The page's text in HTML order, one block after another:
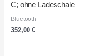
C; ohne Ladeschale
Bluetooth
352,00€